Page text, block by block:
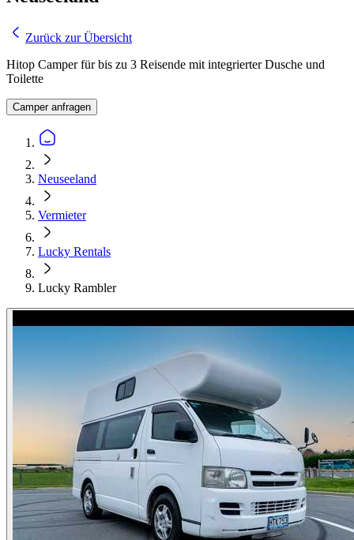
Zurück zur Übersicht
Hitop Camper für bis zu 3 Reisende mit integrierter Dusche und
Toilette
Camper anfragen
Neuseeland
Vermieter
Lucky Rentals
Lucky Rambler